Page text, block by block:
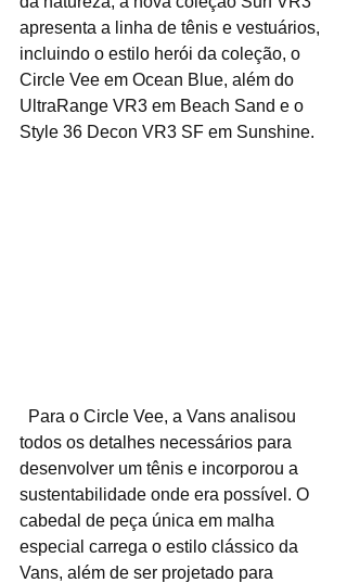
apresenta a linha de tênis e vestuários,
incluindo o estilo herói da coleção, o
Circle Vee em Ocean Blue, além do
UltraRange VR3 em Beach Sand e o
Style 36 Decon VR3 SF em Sunshine.
todos os detalhes necessários para
desenvolver um tênis e incorporou a
sustentabilidade onde era possível. O
cabedal de peça única em malha
especial carrega o estilo clássico da
Vans, além de ser projetado para